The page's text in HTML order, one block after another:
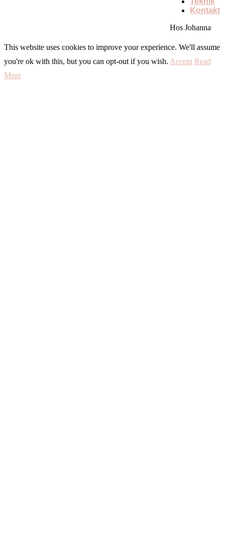
Kontakt
Hos Johanna
This website uses cookies to improve your experience. We'll assume
you're ok with this, but you can opt-out if you wish. Accept Read
More